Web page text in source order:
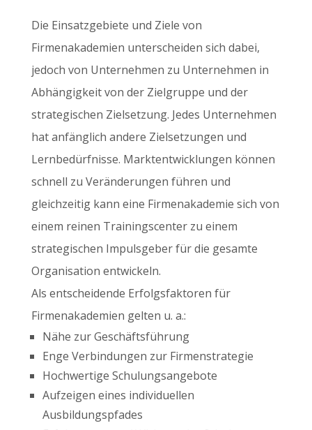
Die Einsatzgebiete und Ziele von
Firmenakademien unterscheiden sich dabei,
jedoch von Unternehmen zu Unternehmen in
Abhängigkeit von der Zielgruppe und der
strategischen Zielsetzung. Jedes Unternehmen
hat anfänglich andere Zielsetzungen und
Lernbedürfnisse. Marktentwicklungen können
schnell zu Veränderungen führen und
gleichzeitig kann eine Firmenakademie sich von
einem reinen Trainingscenter zu einem
strategischen Impulsgeber für die gesamte
Organisation entwickeln.
Als entscheidende Erfolgsfaktoren für
Firmenakademien gelten u. a.:
Nähe zur Geschäftsführung
Enge Verbindungen zur Firmenstrategie
Hochwertige Schulungsangebote
Aufzeigen eines individuellen
Ausbildungspfades